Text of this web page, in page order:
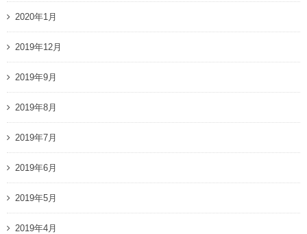
2020年1月
2019年12月
2019年9月
2019年8月
2019年7月
2019年6月
2019年5月
2019年4月